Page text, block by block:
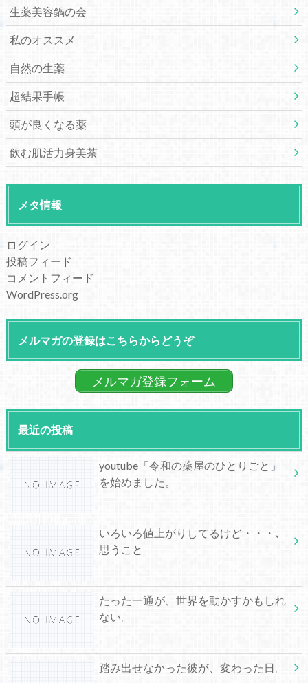
生薬美容鍋の会
私のオススメ
自然の生薬
超結果手帳
頭が良くなる薬
飲む肌活力身美茶
メタ情報
ログイン
投稿フィード
コメントフィード
WordPress.org
メルマガの登録はこちらからどうぞ
メルマガ登録フォーム
最近の投稿
youtube「令和の薬屋のひとりごと」
を始めました。
いろいろ値上がりしてるけど・・・､
思うこと
たった一通が、世界を動かすかもしれ
ない。
踏み出せなかった彼が、変わった日。